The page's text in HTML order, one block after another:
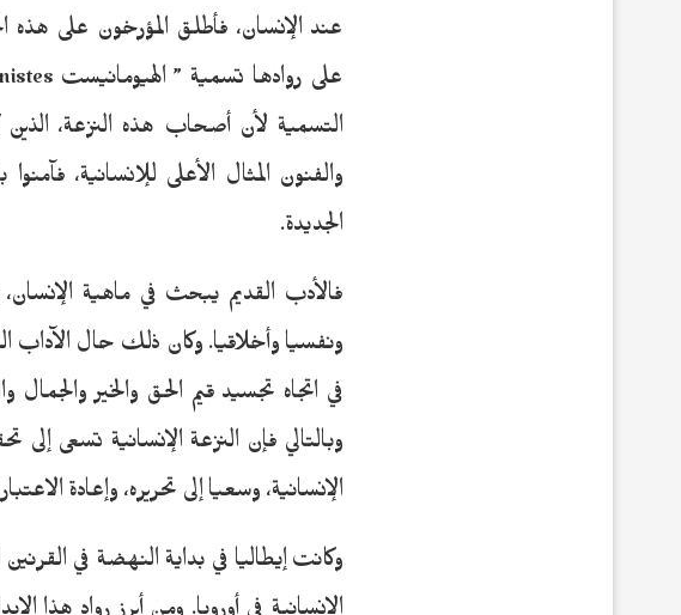
التسمية لأن أصحاب هذه النزعة، الذين
والفنون المثال الأعلى للإنسانية،
الجديدة.
فالأدب القديم يبحث في ماهية
ونفسيا وأخلاقيا. وكان ذلك حال الآداب
في اتجاه تجسيد قيم الحق والخير
وبالتالي فإن النزعة الإنسانية تسعى إلى
الإنسانية، وسعيا إلى تحريره، وإعادة
وكانت إيطاليا في بداية النهضة في